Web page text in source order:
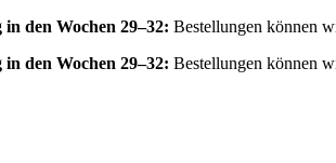
den Wochen 29–32: Bestellungen können
den Wochen 29–32: Bestellungen können